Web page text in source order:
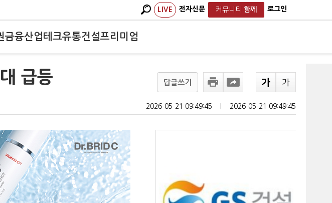
LIVE 전자신문 커뮤니티 함께 로그인
금융산업테크유통건설프리미엄
급등 답글쓰기
2026-05-21 09:49:45 2026-05-21 09:49:45